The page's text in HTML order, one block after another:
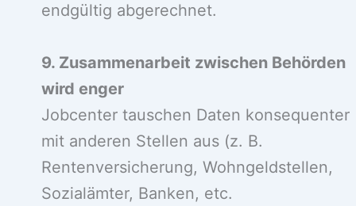
endgültig abgerechnet.
9. Zusammenarbeit zwischen Behörden
wird enger
Jobcenter tauschen Daten konsequenter
mit anderen Stellen aus (z. B.
Rentenversicherung, Wohngeldstellen,
Sozialämter, Banken, etc.